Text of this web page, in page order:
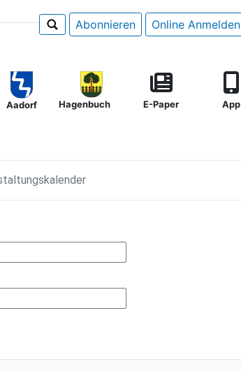
Abonnieren Online Anmelden
Aadorf Hagenbuch E-Paper App